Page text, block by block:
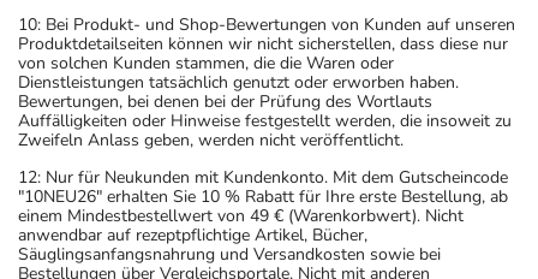
10: Bei Produkt- und Shop-Bewertungen von Kunden auf unseren
Produktdetailseiten können wir nicht sicherstellen, dass diese nur
von solchen Kunden stammen, die die Waren oder
Dienstleistungen tatsächlich genutzt oder erworben haben.
Bewertungen, bei denen bei der Prüfung des Wortlauts
Auffälligkeiten oder Hinweise festgestellt werden, die insoweit zu
Zweifeln Anlass geben, werden nicht veröffentlicht.
12: Nur für Neukunden mit Kundenkonto. Mit dem Gutscheincode
"10NEU26" erhalten Sie 10 % Rabatt für Ihre erste Bestellung, ab
einem Mindestbestellwert von 49 € (Warenkorbwert). Nicht
anwendbar auf rezeptpflichtige Artikel, Bücher,
Säuglingsanfangsnahrung und Versandkosten sowie bei
Bestellungen über Vergleichsportale. Nicht mit anderen